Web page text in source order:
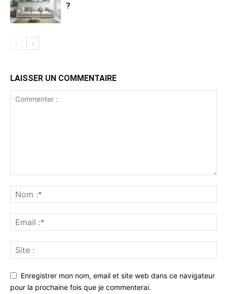
?
LAISSER UN COMMENTAIRE
Enregistrer mon nom, email et site web dans ce navigateur
pour la prochaine fois que je commenterai.